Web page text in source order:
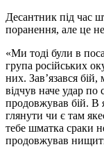
Десантник під час
поранення, але це
«Ми тоді були в
група російських
них. Зав’язався
відчув наче удар
продовжував бій. В
глянути чи є там
тебе шматка сраки
продовжував